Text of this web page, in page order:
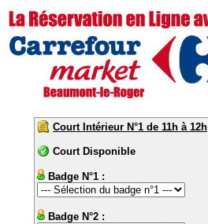
Court Intérieur N°1 de 11h à 12h
Court Disponible
Badge N°1 :
Badge N°2 :